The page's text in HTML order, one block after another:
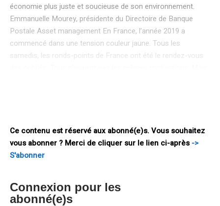
économie plus juste et soucieuse de son environnement.
Emmanuelle Mourey, présidente du Directoire de Banque
Postale Asset management En France, l’année 2019 a
commencé dans une tension couleur jaune. Tous les
samedis, les ronds-points de France ont été le rendez-vous
Ce contenu est réservé aux abonné(e)s. Vous souhaitez
vous abonner ? Merci de cliquer sur le lien ci-après->
S'abonner
Connexion pour les
abonné(e)s